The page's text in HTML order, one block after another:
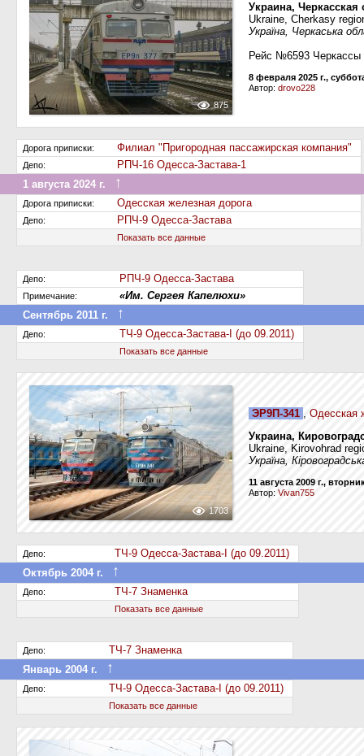
875
Украина, Черкасская
Ukraine, Cherkasy
Україна, Черкаська
Рейс №6593
8 февраля 2025 г.,
Автор: drovo228
Дорога приписки: Филиал "Пригородная пассажирская компания"
Депо:
РПЧ-16 Одесса-Застава-1
1 августа 2024 г.
↑
Дорога приписки: Одесская железная дорога
Депо: РПЧ-9 Одесса-Застава
Показать все данные
Депо: РПЧ-9 Одесса-Застава
Примечание:
«Им. Сергея Капелюхи»
Сентябрь 2011 г.
↑
Депо: ТЧ-9 Одесса-Застава-І (до 09.2011)
Показать все данные
1703
ЭР9П-341 , Одесская
Украина,
Ukraine, Kirovohrad
Україна,
11 августа 2009 г.,
Автор: Vivan755
Депо:
ТЧ-9 Одесса-Застава-І (до 09.2011)
Октябрь 2004 г.
↑
Депо: ТЧ-7 Знаменка
Показать все данные
Депо:
ТЧ-7 Знаменка
Январь 2004 г.
↑
Депо: ТЧ-9 Одесса-Застава-І (до 09.2011)
Показать все данные